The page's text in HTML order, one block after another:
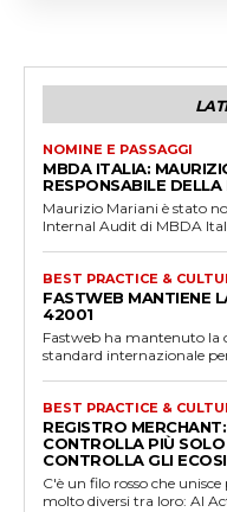
NOMINE E PASSAGGI
MBDA ITALIA:
RESPONSABILE
Maurizio Mariani è stato
Internal Audit di MBDA
BEST PRACTICE &
FASTWEB MANTIENE
42001
Fastweb ha mantenuto la
standard internazionale
BEST PRACTICE &
REGISTRO
CONTROLLA PIÙ
CONTROLLA GLI
C'è un filo rosso che
molto diversi tra loro: AI